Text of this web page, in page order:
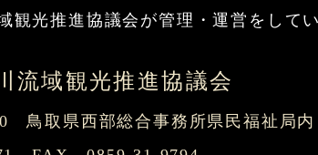
観光推進協議会 が管理・運営をして
流域観光推進協議会
鳥取県西部総合事務所県民福祉局内